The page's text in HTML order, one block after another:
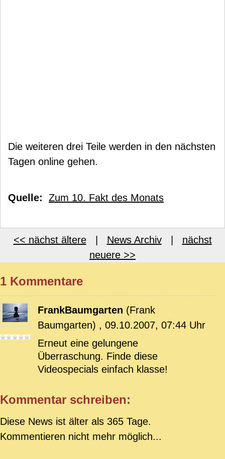
Die weiteren drei Teile werden in den nächsten
Tagen online gehen.
Quelle: Zum 10. Fakt des Monats
<< nächst ältere| News Archiv| nächst
neuere >>
1 Kommentare
FrankBaumgarten (Frank
Baumgarten) , 09.10.2007, 07:44 Uhr
Erneut eine gelungene
Überraschung. Finde diese
Videospecials einfach klasse!
Kommentar schreiben:
Diese News ist älter als 365 Tage.
Kommentieren nicht mehr möglich...